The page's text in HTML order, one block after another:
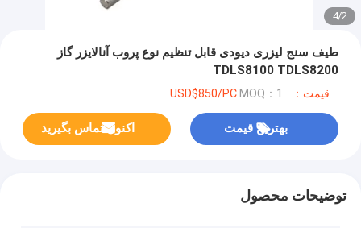
2
/
4
طیف سنج لیزری دیودی قابل تنظیم نوع پروب آنالایزر گاز
TDLS8100 TDLS8200
قیمت：USD$850/PC MOQ：1
بهترین قیمت اکنون تماس بگیرید
توضیحات محصول